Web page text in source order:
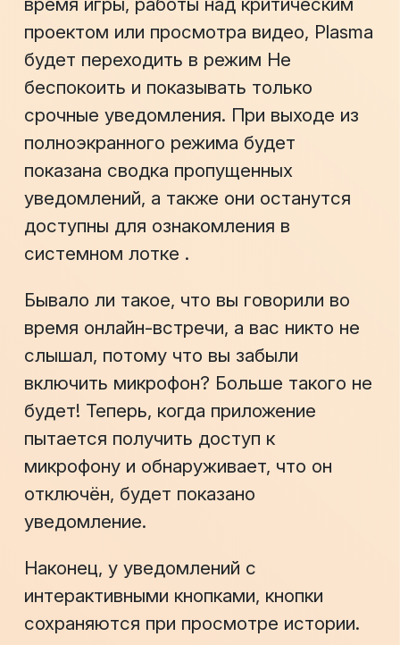
проектом или просмотра видео, Plasma
будет переходить в режим Не
беспокоить и показывать только
срочные уведомления. При выходе из
полноэкранного режима будет
показана сводка пропущенных
уведомлений, а также они останутся
доступны для ознакомления в
системном лотке .
Бывало ли такое, что вы говорили во
время онлайн-встречи, а вас никто не
слышал, потому что вы забыли
включить микрофон? Больше такого не
будет! Теперь, когда приложение
пытается получить доступ к
микрофону и обнаруживает, что он
отключён, будет показано
уведомление.
Наконец, у уведомлений с
интерактивными кнопками, кнопки
сохраняются при просмотре истории.